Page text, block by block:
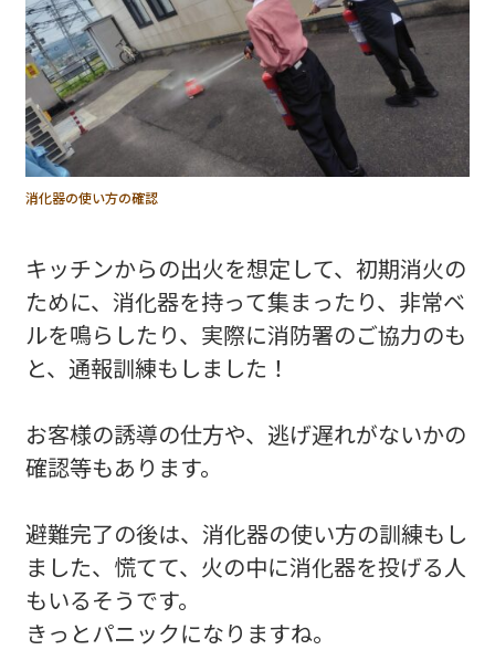
消化器の使い方の確認
キッチンからの出火を想定して、初期消火の
ために、消化器を持って集まったり、非常ベ
ルを鳴らしたり、実際に消防署のご協力のも
と、通報訓練もしました！
お客様の誘導の仕方や、逃げ遅れがないかの
確認等もあります。
避難完了の後は、消化器の使い方の訓練もし
ました、慌てて、火の中に消化器を投げる人
もいるそうです。
きっとパニックになりますね。